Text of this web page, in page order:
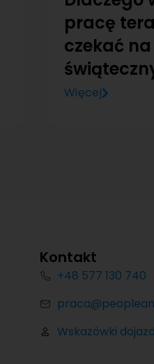
pracę
czekać
Więcej
Kontakt
+48 577 130 740
Wskazówki